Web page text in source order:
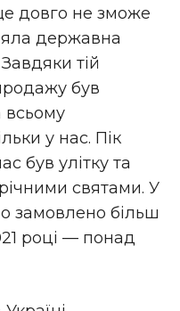
довго не зможе
державна
тій
був
всьому
у нас. Пік
був улітку та
святами. У
замовлено більш
році — понад